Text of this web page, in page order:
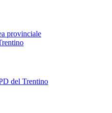
provinciale
del Trentino